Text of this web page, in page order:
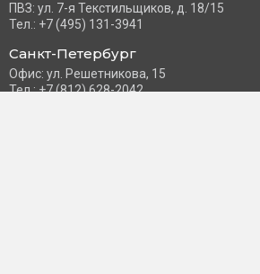
ПВЗ: ул. 7-я Текстильщиков, д. 18/15
Тел.: +7 (495) 131-3941
Санкт-Петербург
Офис: ул. Решетникова, 15
Тел.: +7 (812) 628-2042